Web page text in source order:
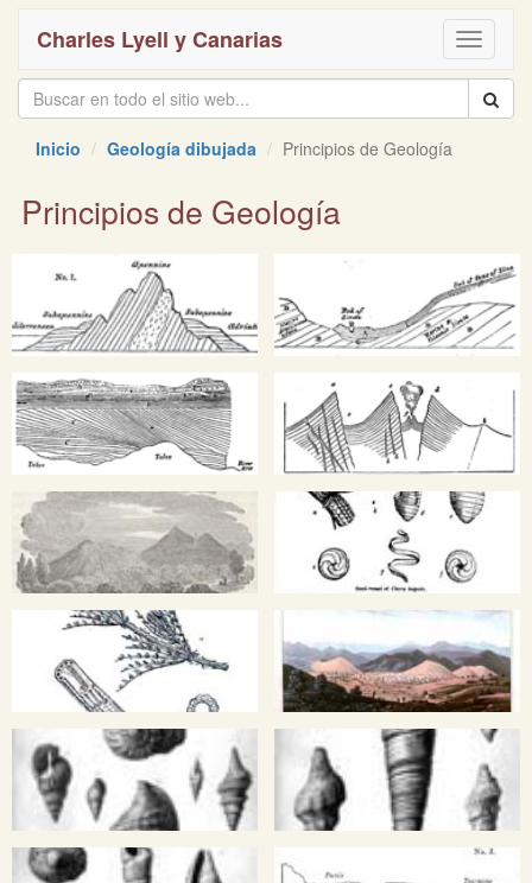
Charles Lyell y Canarias
Toggle
Inicio Geología dibujada Principios de Geología
Principios de Geología